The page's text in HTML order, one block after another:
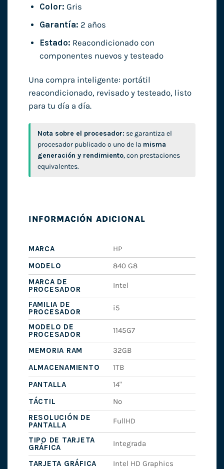
Color: Gris
Garantía: 2 años
Estado: Reacondicionado con
componentes nuevos y testeado
Una compra inteligente: portátil
reacondicionado, revisado y testeado, listo
para tu día a día.
Nota sobre el procesador: se garantiza el
procesador publicado o uno de la misma
generación y rendimiento, con prestaciones
equivalentes.
INFORMACIÓN ADICIONAL
MARCA
HP
MODELO
840 G8
MARCA DE
PROCESADOR
Intel
FAMILIA DE
PROCESADOR
i5
MODELO DE
PROCESADOR
1145G7
MEMORIA RAM
32GB
ALMACENAMIENTO
1TB
PANTALLA
14"
TÁCTIL
No
RESOLUCIÓN DE
PANTALLA
FullHD
TIPO DE TARJETA
GRÁFICA
Integrada
TARJETA GRÁFICA
Intel HD Graphics